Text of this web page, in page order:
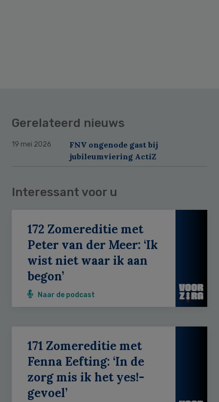
Gerelateerd nieuws
19 mei 2026
FNV ongenode gast bij
jubileumviering ActiZ
Interessant voor u
172 Zomereditie met
Peter van der Meer: ‘Ik
wist niet waar ik aan
begon’
Naar de podcast
171 Zomereditie met
Fenna Eefting: ‘In de
zorg mis ik het yes!-
gevoel’